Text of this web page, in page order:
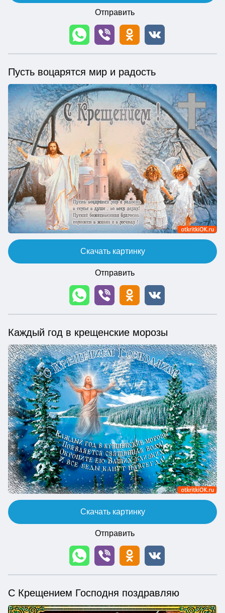
Отправить
Пусть воцарятся мир и радость
Скачать картинку
Отправить
Каждый год в крещенские морозы
Скачать картинку
Отправить
С Крещением Господня поздравляю